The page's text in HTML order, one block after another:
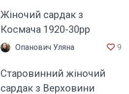
Жіночий сардак з
Космача 1920-30рр
Опанович Уляна 9
Старовинний жіночий
сардак з Верховини